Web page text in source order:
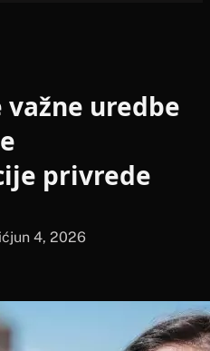
važne uredbe
privrede
jun 4, 2026